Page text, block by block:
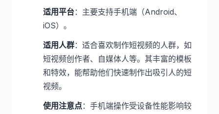
适用平台：主要支持手机端（Android、
iOS）。
适用人群：适合喜欢制作短视频的人群，如
短视频创作者、自媒体人等。其丰富的模板
和特效，能帮助他们快速制作出吸引人的短
视频。
使用注意点：手机端操作受设备性能影响较